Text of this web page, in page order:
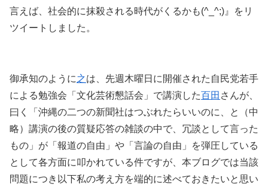
言えば、社会的に抹殺される時代がくるかも(^_^;)』をリ
ツイートしました。
御承知のように之は、先週木曜日に開催された自民党若手
による勉強会「文化芸術懇話会」で講演した百田 さんが、
曰く「沖縄の二つの新聞社はつぶれたらいいのに、と（中
略）講演の後の質疑応答の雑談の中で、冗談として言った
もの」が「報道の自由」や「言論の自由」を弾圧している
として各方面に叩かれている件ですが、本ブログでは当該
問題につき以下私の考え方を端的に述べておきたいと思い